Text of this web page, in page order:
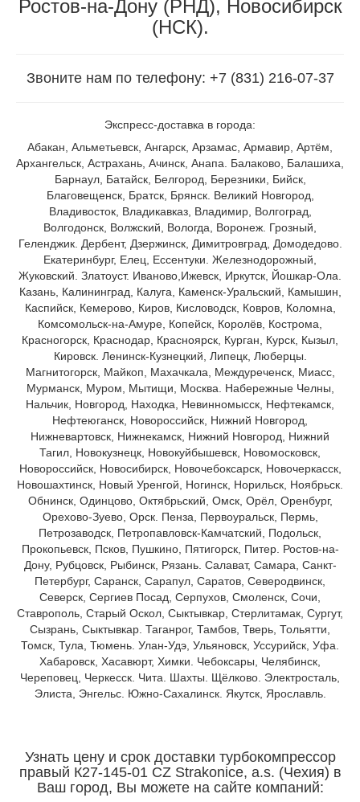
Ростов-на-Дону (РНД), Новосибирск
(НСК).
Звоните нам по телефону: +7 (831) 216-07-37
Экспресс-доставка в города:
Абакан, Альметьевск, Ангарск, Арзамас, Армавир, Артём,
Архангельск, Астрахань, Ачинск, Анапа. Балаково, Балашиха,
Барнаул, Батайск, Белгород, Березники, Бийск,
Благовещенск, Братск, Брянск. Великий Новгород,
Владивосток, Владикавказ, Владимир, Волгоград,
Волгодонск, Волжский, Вологда, Воронеж. Грозный,
Геленджик. Дербент, Дзержинск, Димитровград, Домодедово.
Екатеринбург, Елец, Ессентуки. Железнодорожный,
Жуковский. Златоуст. Иваново,Ижевск, Иркутск, Йошкар-Ола.
Казань, Калининград, Калуга, Каменск-Уральский, Камышин,
Каспийск, Кемерово, Киров, Кисловодск, Ковров, Коломна,
Комсомольск-на-Амуре, Копейск, Королёв, Кострома,
Красногорск, Краснодар, Красноярск, Курган, Курск, Кызыл,
Кировск. Ленинск-Кузнецкий, Липецк, Люберцы.
Магнитогорск, Майкоп, Махачкала, Междуреченск, Миасс,
Мурманск, Муром, Мытищи, Москва. Набережные Челны,
Нальчик, Новгород, Находка, Невинномысск, Нефтекамск,
Нефтеюганск, Новороссийск, Нижний Новгород,
Нижневартовск, Нижнекамск, Нижний Новгород, Нижний
Тагил, Новокузнецк, Новокуйбышевск, Новомосковск,
Новороссийск, Новосибирск, Новочебоксарск, Новочеркасск,
Новошахтинск, Новый Уренгой, Ногинск, Норильск, Ноябрьск.
Обнинск, Одинцово, Октябрьский, Омск, Орёл, Оренбург,
Орехово-Зуево, Орск. Пенза, Первоуральск, Пермь,
Петрозаводск, Петропавловск-Камчатский, Подольск,
Прокопьевск, Псков, Пушкино, Пятигорск, Питер. Ростов-на-
Дону, Рубцовск, Рыбинск, Рязань. Салават, Самара, Санкт-
Петербург, Саранск, Сарапул, Саратов, Северодвинск,
Северск, Сергиев Посад, Серпухов, Смоленск, Сочи,
Ставрополь, Старый Оскол, Сыктывкар, Стерлитамак, Сургут,
Сызрань, Сыктывкар. Таганрог, Тамбов, Тверь, Тольятти,
Томск, Тула, Тюмень. Улан-Удэ, Ульяновск, Уссурийск, Уфа.
Хабаровск, Хасавюрт, Химки. Чебоксары, Челябинск,
Череповец, Черкесск. Чита. Шахты. Щёлково. Электросталь,
Элиста, Энгельс. Южно-Сахалинск. Якутск, Ярославль.
Узнать цену и срок доставки турбокомпрессор
правый К27-145-01 CZ Strakonice, a.s. (Чехия) в
Ваш город, Вы можете на сайте компаний: